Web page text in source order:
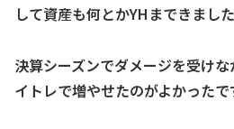
して資産も何とかYHまできました
決算シーズンでダメージを受け
イトレで増やせたのがよかったで